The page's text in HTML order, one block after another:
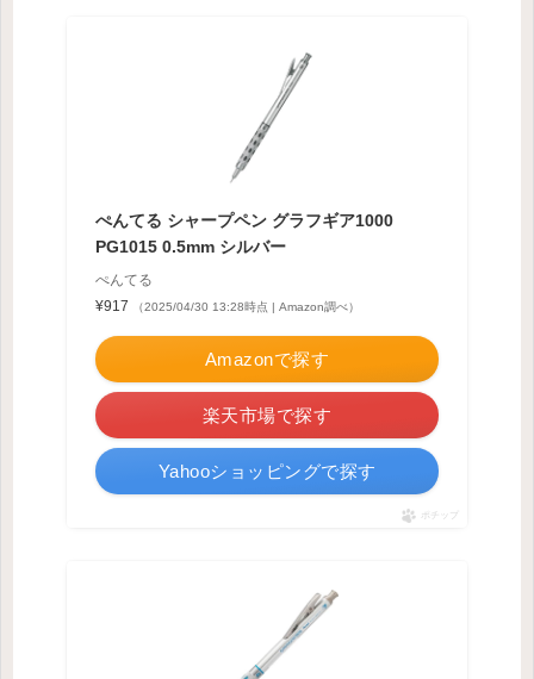
ぺんてる シャープペン グラフギア1000
PG1015 0.5mm シルバー
ぺんてる
¥917
（2025/04/30 13:28時点 | Amazon調べ）
Amazonで探す
楽天市場で探す
Yahooショッピングで探す
ポチップ